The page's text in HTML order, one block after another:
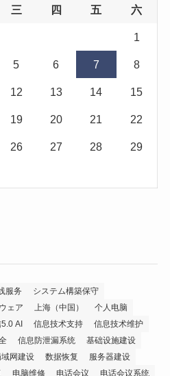
三 四 五 六
1
5 6 7 8
12 13 14 15
19 20 21 22
26 27 28 29
服务
システム構築保守
ェア 上海（中国）
个人电脑
AI 信息技术支持
信息技术维护
信息防泄漏系统
基础设施建设
域网建设 数据恢复
服务器建设
电脑维修 电话会议
电话会议系统